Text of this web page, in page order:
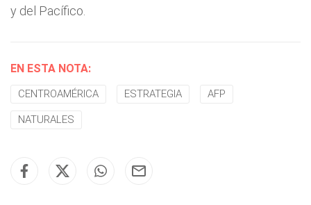
y del Pacífico.
EN ESTA NOTA:
CENTROAMÉRICA ESTRATEGIA AFP
NATURALES